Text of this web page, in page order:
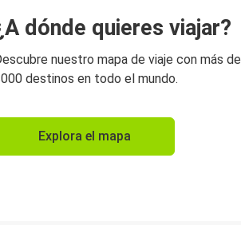
dónde quieres viajar?
nuestro mapa de viaje con más de
destinos en todo el mundo.
Explora el mapa